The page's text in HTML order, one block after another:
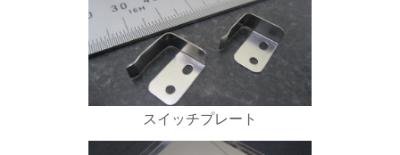
スイッチプレート